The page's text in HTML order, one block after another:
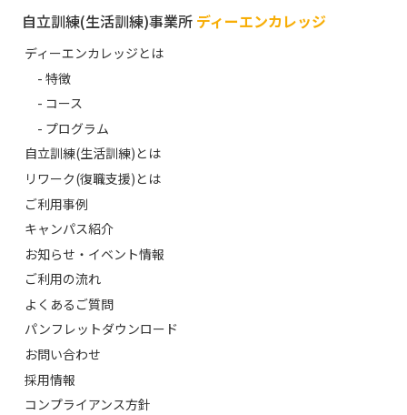
自立訓練(生活訓練)事業所 ディーエンカレッジ
ディーエンカレッジとは
- 特徴
- コース
- プログラム
自立訓練(生活訓練)とは
リワーク(復職支援)とは
ご利用事例
キャンパス紹介
お知らせ・イベント情報
ご利用の流れ
よくあるご質問
パンフレットダウンロード
お問い合わせ
採用情報
コンプライアンス方針